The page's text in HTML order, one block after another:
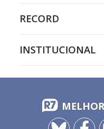
RECORD
INSTITUCIONAL